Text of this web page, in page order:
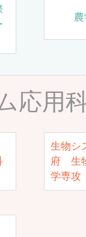
応用
生物シ
府 生
学専攻